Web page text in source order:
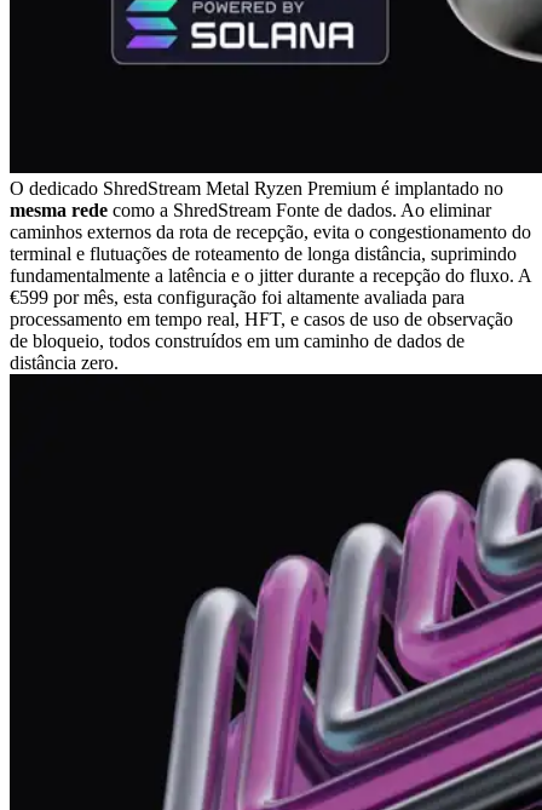
O dedicado ShredStream Metal Ryzen Premium é implantado no
mesma rede como a ShredStream Fonte de dados. Ao eliminar
caminhos externos da rota de recepção, evita o congestionamento do
terminal e flutuações de roteamento de longa distância, suprimindo
fundamentalmente a latência e o jitter durante a recepção do fluxo. A
€599 por mês, esta configuração foi altamente avaliada para
processamento em tempo real, HFT, e casos de uso de observação
de bloqueio, todos construídos em um caminho de dados de
distância zero.